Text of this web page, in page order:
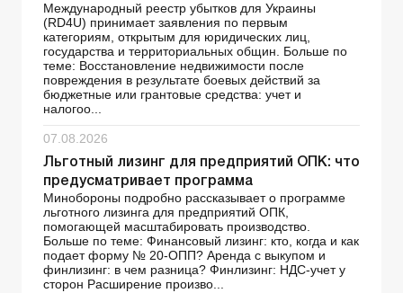
Международный реестр убытков для Украины
(RD4U) принимает заявления по первым
категориям, открытым для юридических лиц,
государства и территориальных общин. Больше по
теме: Восстановление недвижимости после
повреждения в результате боевых действий за
бюджетные или грантовые средства: учет и
налогоо...
07.08.2026
Льготный лизинг для предприятий ОПК: что
предусматривает программа
Минобороны подробно рассказывает о программе
льготного лизинга для предприятий ОПК,
помогающей масштабировать производство.
Больше по теме: Финансовый лизинг: кто, когда и как
подает форму № 20-ОПП? Аренда с выкупом и
финлизинг: в чем разница? Финлизинг: НДС-учет у
сторон Расширение произво...